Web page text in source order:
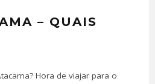
– QUAIS
Hora de viajar para o